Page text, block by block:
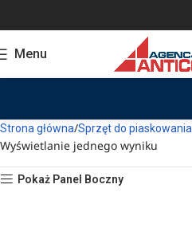
Menu
Strona główna Sprzęt do piaskowania
Wyświetlanie jednego wyniku
Pokaż Panel Boczny